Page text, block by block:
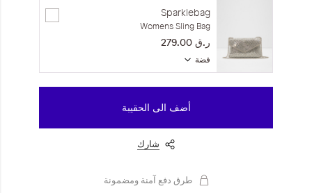
Sparklebag
Womens Sling Bag
ر.ق‏ 279.00
فضة
أضف الى الحقيبة
شارك
طرق دفع آمنة ومضمونة